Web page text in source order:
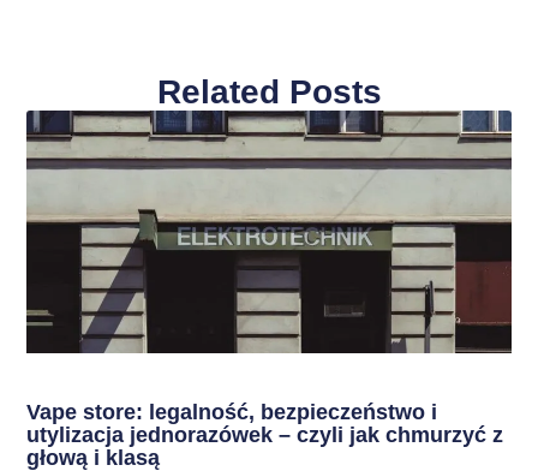
Related Posts
Vape store: legalność, bezpieczeństwo i
utylizacja jednorazówek – czyli jak chmurzyć z
głową i klasą